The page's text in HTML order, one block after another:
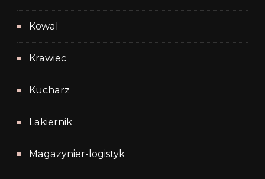
Kowal
Krawiec
Kucharz
Lakiernik
Magazynier-logistyk